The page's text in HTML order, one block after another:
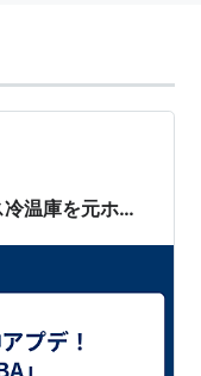
温庫を元ホー